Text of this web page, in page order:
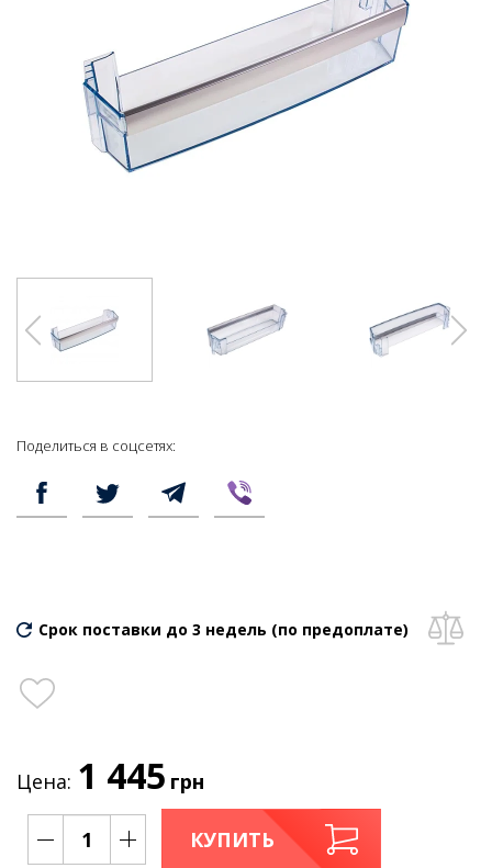
Поделиться в соцсетях:
Срок поставки до 3 недель (по предоплате)
Цена: 1 445 грн
КУПИТЬ